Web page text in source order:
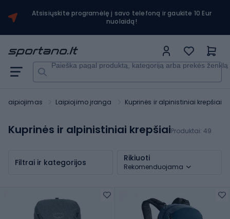
Atsisiųskite programėlę į savo telefoną ir gaukite 10 Eur
nuolaidą!
Paieška pagal produktą, kategoriją arba prekės ženklą
Laipiojimas Laipiojimo įranga Kuprinės ir alpinistiniai krepšiai
Kuprinės ir alpinistiniai krepšiaiProduktai: 49
Filtrai ir kategorijos Rikiuoti
Rekomenduojama